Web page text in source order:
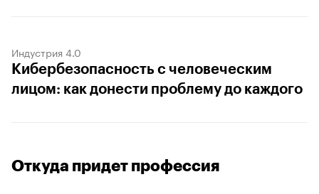
Индустрия 4.0
Кибербезопасность с человеческим
лицом: как донести проблему до каждого
Откуда придет профессия